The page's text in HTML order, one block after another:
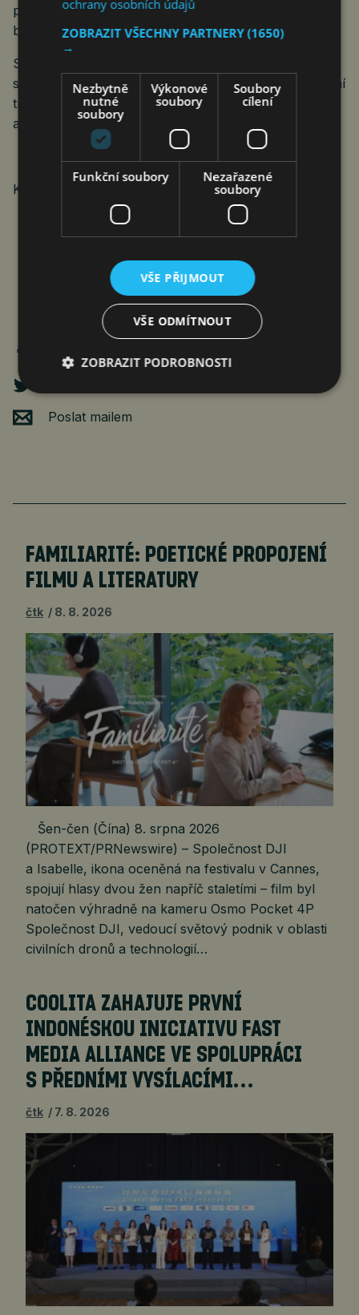
porozumět svým městům a učinit je skutečně
bezpečnějšími, plynulejšími a udržitelnějšími.“
Společnost Dahua hodlá i nadále pokračovat ve
spolupráci s globálními partnery na pokroku v digitální
transformaci a budování chytřejších, bezpečnějších
a obyvatelnějších měst budoucnosti.
KONTAKT: PR_Global@dahuatech.com
Poslat mailem
FAMILIARITÉ: POETICKÉ PROPOJENÍ
FILMU A LITERATURY
čtk 8. 8. 2026
Šen-čen (Čína) 8. srpna 2026
(PROTEXT/PRNewswire) – Společnost DJI
a Isabelle, ikona oceněná na festivalu v Cannes,
spojují hlasy dvou žen napříč staletími – film byl
natočen výhradně na kameru Osmo Pocket 4P
Společnost DJI, vedoucí světový podnik v oblasti
civilních dronů a technologií…
COOLITA ZAHAJUJE PRVNÍ
INDONÉSKOU INICIATIVU FAST
MEDIA ALLIANCE VE SPOLUPRÁCI
S PŘEDNÍMI VYSÍLACÍMI…
čtk 7. 8. 2026
ochrany osobních údajů
ZOBRAZIT VŠECHNY PARTNERY(1650)
→
Nezbytně
nutné
soubory
Výkonové
soubory
Soubory
cílení
Funkční soubory
Nezařazené
soubory
VŠE PŘIJMOUT
VŠE ODMÍTNOUT
ZOBRAZIT PODROBNOSTI